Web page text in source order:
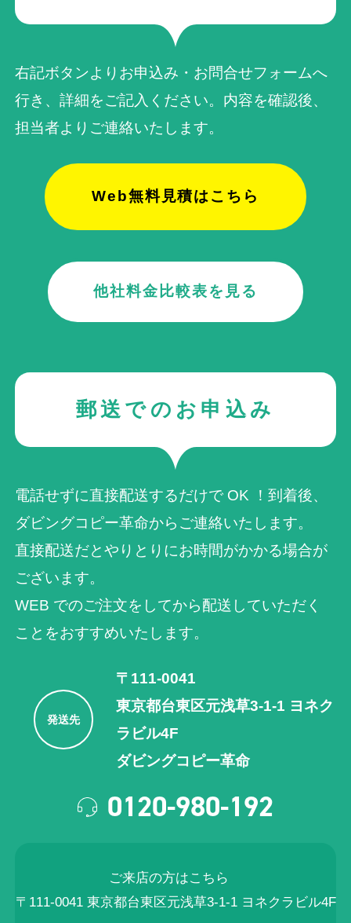
右記ボタンよりお申込み・お問合せフォームへ
行き、詳細をご記入ください。内容を確認後、
担当者よりご連絡いたします。
Web無料見積はこちら
他社料金比較表を見る
郵送でのお申込み
電話せずに直接配送するだけで OK ！到着後、
ダビングコピー革命からご連絡いたします。
直接配送だとやりとりにお時間がかかる場合が
ございます。
WEB でのご注⽂をしてから配送していただく
ことをおすすめいたします。
発送先
〒111-0041
東京都台東区元浅草3-1-1 ヨネク
ラビル4F
ダビングコピー革命
0120-980-192
ご来店の方はこちら
〒111-0041 東京都台東区元浅草3-1-1 ヨネクラビル4F